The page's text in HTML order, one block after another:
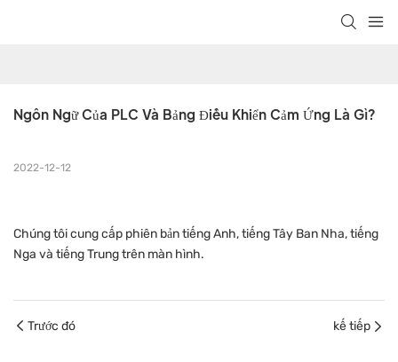
Ngôn Ngữ Của PLC Và Bảng Điều Khiển Cảm Ứng Là Gì?
2022-12-12
Chúng tôi cung cấp phiên bản tiếng Anh, tiếng Tây Ban Nha, tiếng
Nga và tiếng Trung trên màn hình.
Trước đó kế tiếp